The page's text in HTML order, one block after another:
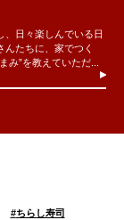
、日々楽しんでいる日
んたちに、家でつく
み”を教えていただ...
#ちらし寿司